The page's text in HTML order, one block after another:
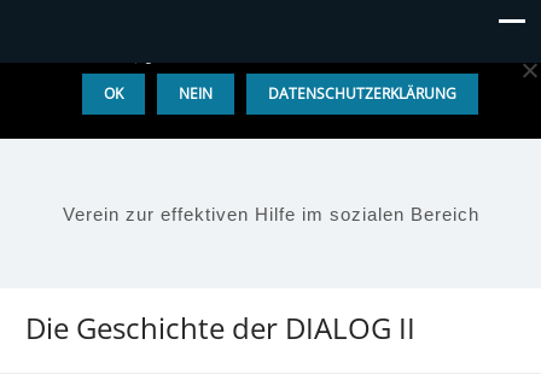
Verein zur effektiven Hilfe im sozialen Bereich
Die Geschichte der DIALOG II
OK NEIN DATENSCHUTZERKLÄRUNG